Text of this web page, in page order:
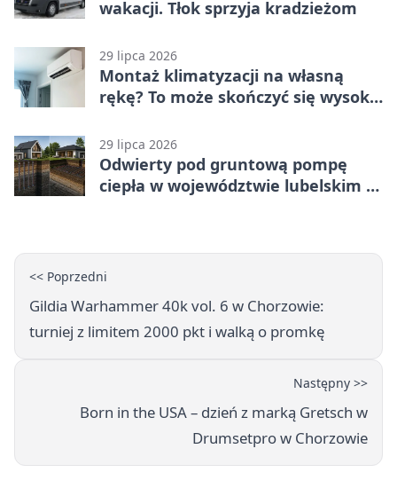
wakacji. Tłok sprzyja kradzieżom
29 lipca 2026
Montaż klimatyzacji na własną
rękę? To może skończyć się wysoką
29 lipca 2026
Odwierty pod gruntową pompę
ciepła w województwie lubelskim -
<< Poprzedni
Gildia Warhammer 40k vol. 6 w Chorzowie:
turniej z limitem 2000 pkt i walką o promkę
Następny >>
Born in the USA – dzień z marką Gretsch w
Drumsetpro w Chorzowie